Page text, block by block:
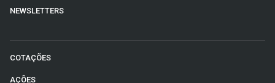
NEWSLETTERS
COTAÇÕES
AÇÕES